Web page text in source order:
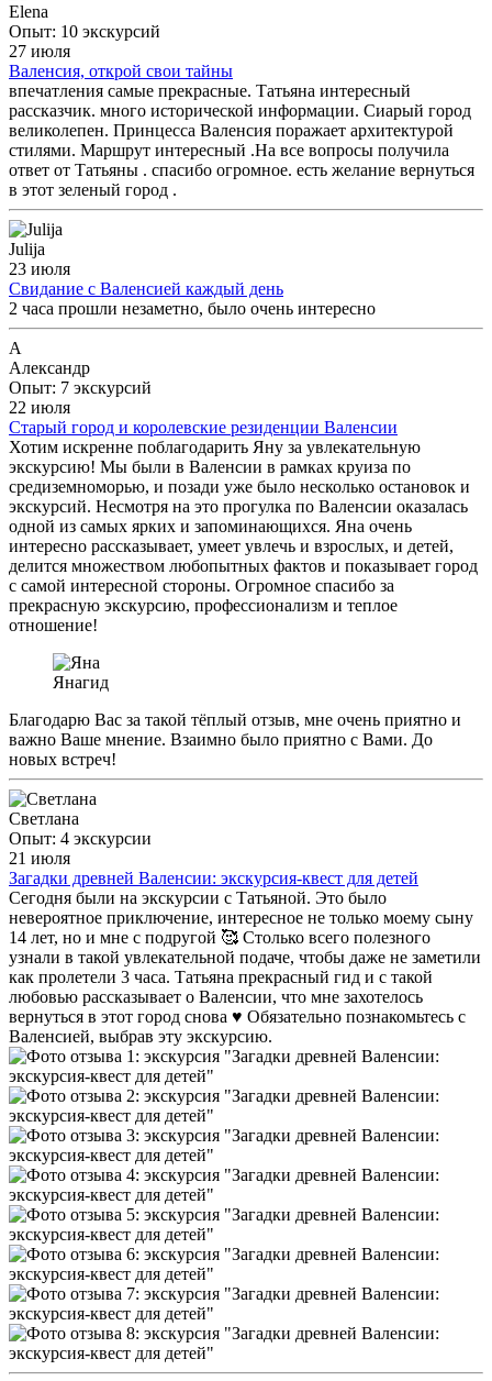
Elena
Опыт: 10 экскурсий
27 июля
Валенсия, открой свои тайны
впечатления самые прекрасные. Татьяна интересный
рассказчик. много исторической информации. Сиарый город
великолепен. Принцесса Валенсия поражает архитектурой
стилями. Маршрут интересный .На все вопросы получила
ответ от Татьяны . спасибо огромное. есть желание вернуться
в этот зеленый город .
Julija
23 июля
Свидание с Валенсией каждый день
2 часа прошли незаметно, было очень интересно
А
Александр
Опыт: 7 экскурсий
22 июля
Старый город и королевские резиденции Валенсии
Хотим искренне поблагодарить Яну за увлекательную
экскурсию! Мы были в Валенсии в рамках круиза по
средиземноморью, и позади уже было несколько остановок и
экскурсий. Несмотря на это прогулка по Валенсии оказалась
одной из самых ярких и запоминающихся. Яна очень
интересно рассказывает, умеет увлечь и взрослых, и детей,
делится множеством любопытных фактов и показывает город
с самой интересной стороны. Огромное спасибо за
прекрасную экскурсию, профессионализм и теплое
отношение!
Янагид
Благодарю Вас за такой тёплый отзыв, мне очень приятно и
важно Ваше мнение. Взаимно было приятно с Вами. До
новых встреч!
Светлана
Опыт: 4 экскурсии
21 июля
Загадки древней Валенсии: экскурсия-квест для детей
Сегодня были на экскурсии с Татьяной. Это было
невероятное приключение, интересное не только моему сыну
14 лет, но и мне с подругой 🥰 Столько всего полезного
узнали в такой увлекательной подаче, чтобы даже не заметили
как пролетели 3 часа. Татьяна прекрасный гид и с такой
любовью рассказывает о Валенсии, что мне захотелось
вернуться в этот город снова ♥️ Обязательно познакомьтесь с
Валенсией, выбрав эту экскурсию.